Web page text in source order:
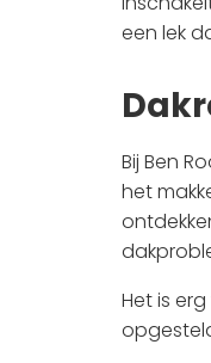
een lek
Bij Ben
het
Het is